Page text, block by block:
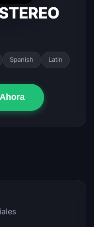
Spanish Latin